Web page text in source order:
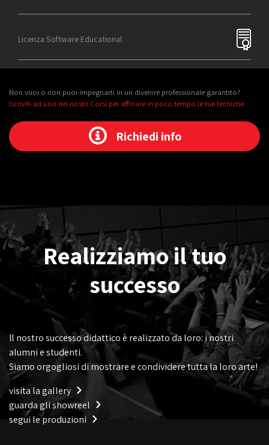
Licenza Software Educational
Non vuoi o non puoi impegnarti in un divenire professionale garantito?
Iscriviti ad uno dei nostri Corsi per affinare in poco tempo le tue tecniche.
Richiedi info
Realizziamo il tuo
successo
Il nostro successo didattico è realizzato da loro: i nostri
alumni e studenti.
Siamo orgogliosi di mostrare e condividere tutta la loro arte!
visita la gallery
guarda gli showreel
segui le produzioni